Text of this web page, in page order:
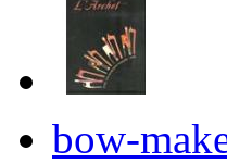
bow-